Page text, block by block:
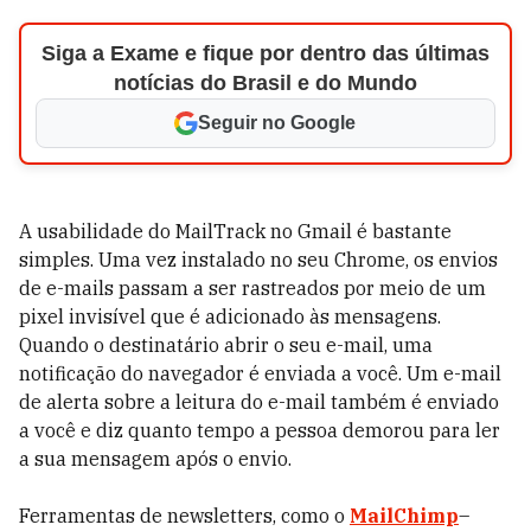
Siga a Exame e fique por dentro das últimas
notícias do Brasil e do Mundo
Seguir no Google
A usabilidade do MailTrack no Gmail é bastante
simples. Uma vez instalado no seu Chrome, os envios
de e-mails passam a ser rastreados por meio de um
pixel invisível que é adicionado às mensagens.
Quando o destinatário abrir o seu e-mail, uma
notificação do navegador é enviada a você. Um e-mail
de alerta sobre a leitura do e-mail também é enviado
a você e diz quanto tempo a pessoa demorou para ler
a sua mensagem após o envio.
Ferramentas de newsletters, como o MailChimp–